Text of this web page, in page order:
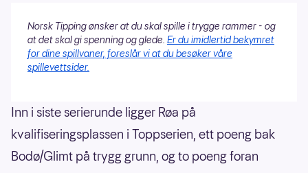
Norsk Tipping ønsker at du skal spille i trygge rammer - og
at det skal gi spenning og glede. Er du imidlertid bekymret
for dine spillvaner, foreslår vi at du besøker våre
spillevettsider.
Inn i siste serierunde ligger Røa på
kvalifiseringsplassen i Toppserien, ett poeng bak
Bodø/Glimt på trygg grunn, og to poeng foran